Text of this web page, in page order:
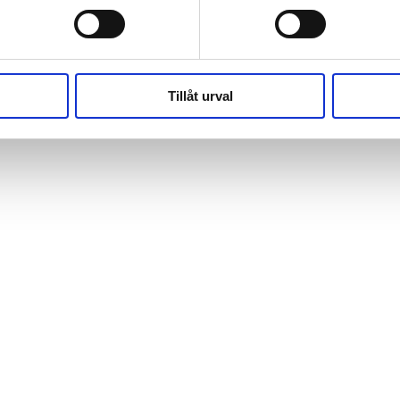
Tillåt urval
(https://webshop.pressbyran.se/_next/static/chunks/
b241200379730ac0.js:1:162918) at x
(https://webshop.pressbyran.se/_next/static/chunks/
b241200379730ac0.js:1:206583)